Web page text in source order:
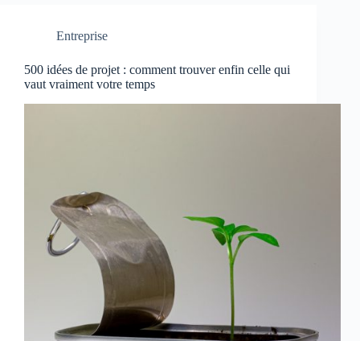
Entreprise
500 idées de projet : comment trouver enfin celle qui
vaut vraiment votre temps